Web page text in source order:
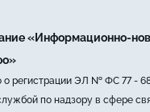
«Информационно-
о регистрации ЭЛ № ФС 77 -
по надзору в сфере